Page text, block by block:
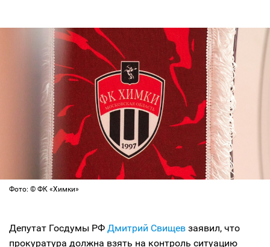
Фото: © ФК «Химки»
Депутат Госдумы РФ Дмитрий Свищев заявил, что
прокуратура должна взять на контроль ситуацию